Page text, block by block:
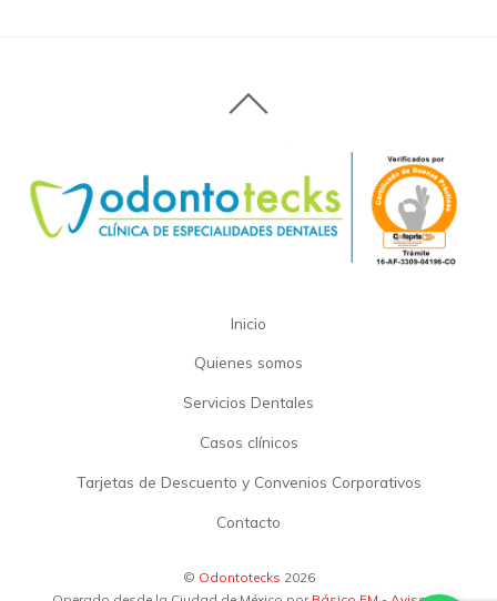
Inicio
Quienes somos
Servicios Dentales
Casos clínicos
Tarjetas de Descuento y Convenios Corporativos
Contacto
© Odontotecks 2026